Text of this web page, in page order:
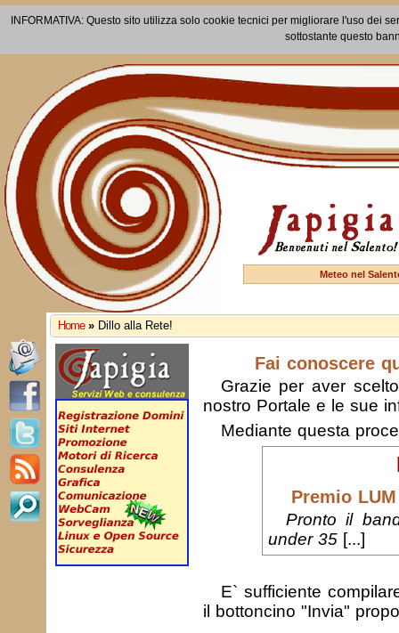
INFORMATIVA: Questo sito utilizza solo cookie tecnici per migliorare l'uso dei
sottostante questo
Meteo nel
Home » Dillo alla Rete!
Fai conoscere
Grazie per aver
nostro Portale e le sue
Mediante questa
Premio
Pronto il
under 35 [...]
E` sufficiente
il bottoncino "Invia"